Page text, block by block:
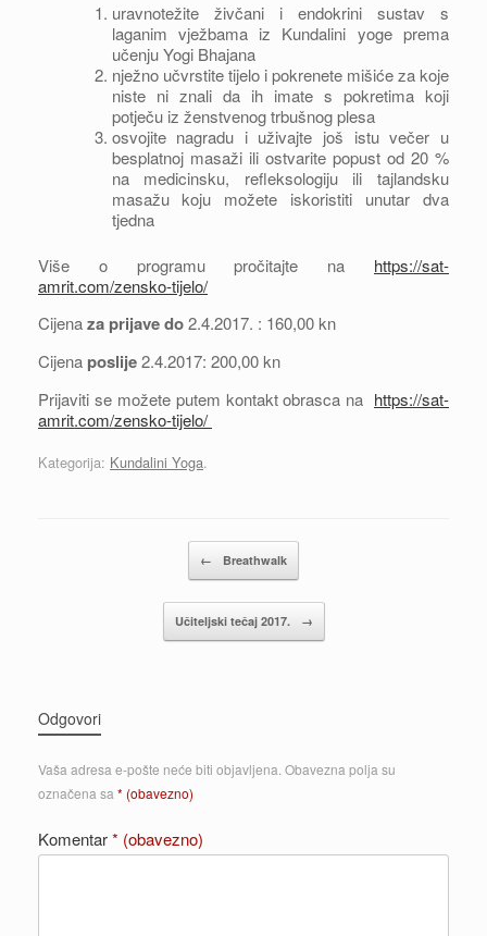
uravnotežite živčani i endokrini sustav s
laganim vježbama iz Kundalini yoge prema
učenju Yogi Bhajana
nježno učvrstite tijelo i pokrenete mišiće za koje
niste ni znali da ih imate s pokretima koji
potječu iz ženstvenog trbušnog plesa
osvojite nagradu i uživajte još istu večer u
besplatnoj masaži ili ostvarite popust od 20 %
na medicinsku, refleksologiju ili tajlandsku
masažu koju možete iskoristiti unutar dva
tjedna
Više o programu pročitajte na https://sat-
amrit.com/zensko-tijelo/
Cijenaza prijave do2.4.2017. : 160,00 kn
Cijena poslije2.4.2017: 200,00 kn
Prijaviti se možete putem kontakt obrasca na https://sat-
amrit.com/zensko-tijelo/
Kategorija: Kundalini Yoga.
← Breathwalk
Učiteljski tečaj 2017. →
Odgovori
Vaša adresa e-pošte neće biti objavljena. Obavezna polja su
označena sa * (obavezno)
Komentar* (obavezno)